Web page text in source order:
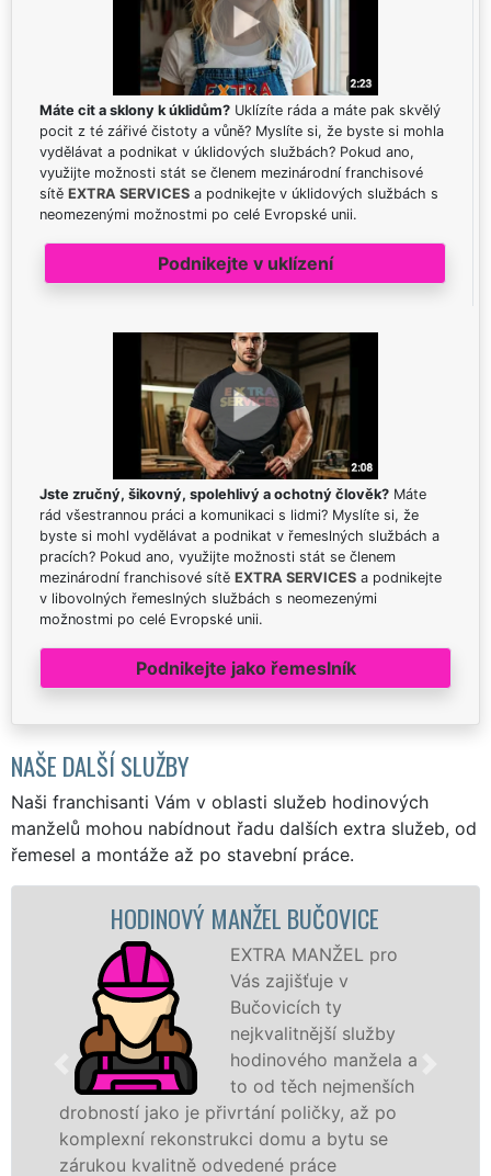
Máte cit a sklony k úklidům? Uklízíte ráda a máte pak skvělý
pocit z té zářivé čistoty a vůně? Myslíte si, že byste si mohla
vydělávat a podnikat v úklidových službách? Pokud ano,
využijte možnosti stát se členem mezinárodní franchisové
sítě EXTRA SERVICES a podnikejte v úklidových službách s
neomezenými možnostmi po celé Evropské unii.
Podnikejte v uklízení
Jste zručný, šikovný, spolehlivý a ochotný člověk? Máte
rád všestrannou práci a komunikaci s lidmi? Myslíte si, že
byste si mohl vydělávat a podnikat v řemeslných službách a
pracích? Pokud ano, využijte možnosti stát se členem
mezinárodní franchisové sítě EXTRA SERVICES a podnikejte
v libovolných řemeslných službách s neomezenými
možnostmi po celé Evropské unii.
Podnikejte jako řemeslník
NAŠE DALŠÍ SLUŽBY
Naši franchisanti Vám v oblasti služeb hodinových
manželů mohou nabídnout řadu dalších extra služeb, od
řemesel a montáže až po stavební práce.
HODINOVÝ MANŽEL BUČOVICE
EXTRA MANŽEL pro
Vás zajišťuje v
Bučovicích ty
nejkvalitnější služby
hodinového manžela a
to od těch nejmenších
drobností jako je přivrtání poličky, až po
komplexní rekonstrukci domu a bytu se
zárukou kvalitně odvedené práce